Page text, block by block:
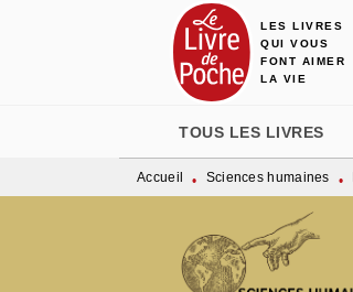
MENU RECHERCHE
LES LIVRES
QUI VOUS
FONT AIMER
LA VIE
TOUS LES LIVRES
Accueil • Sciences humaines •